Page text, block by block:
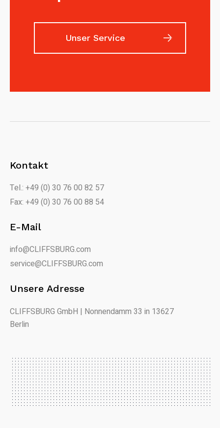
Unser Service
Kontakt
Tel.: +49 (0) 30 76 00 82 57
Fax: +49 (0) 30 76 00 88 54
E-Mail
info@CLIFFSBURG.com
service@CLIFFSBURG.com
Unsere Adresse
CLIFFSBURG GmbH | Nonnendamm 33 in 13627
Berlin